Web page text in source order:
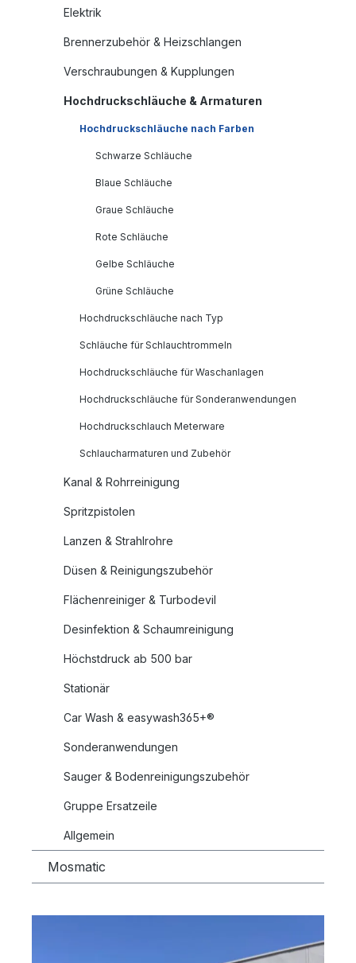
Elektrik
Brennerzubehör & Heizschlangen
Verschraubungen & Kupplungen
Hochdruckschläuche & Armaturen
Hochdruckschläuche nach Farben
Schwarze Schläuche
Blaue Schläuche
Graue Schläuche
Rote Schläuche
Gelbe Schläuche
Grüne Schläuche
Hochdruckschläuche nach Typ
Schläuche für Schlauchtrommeln
Hochdruckschläuche für Waschanlagen
Hochdruckschläuche für Sonderanwendungen
Hochdruckschlauch Meterware
Schlaucharmaturen und Zubehör
Kanal & Rohrreinigung
Spritzpistolen
Lanzen & Strahlrohre
Düsen & Reinigungszubehör
Flächenreiniger & Turbodevil
Desinfektion & Schaumreinigung
Höchstdruck ab 500 bar
Stationär
Car Wash & easywash365+®
Sonderanwendungen
Sauger & Bodenreinigungszubehör
Gruppe Ersatzeile
Allgemein
Mosmatic